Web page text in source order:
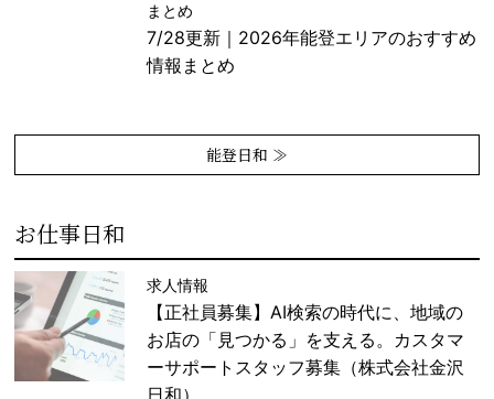
まとめ
7/28更新｜2026年能登エリアのおすすめ
情報まとめ
能登日和 ≫
お仕事日和
求人情報
【正社員募集】AI検索の時代に、地域の
お店の「見つかる」を支える。カスタマ
ーサポートスタッフ募集（株式会社金沢